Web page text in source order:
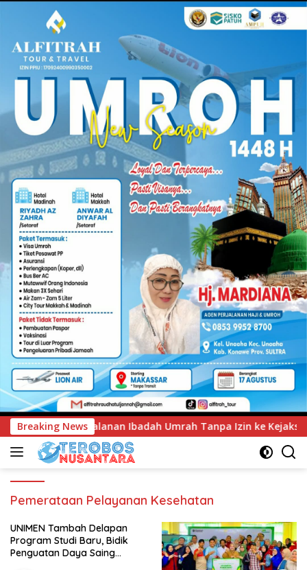
Breaking News
Umrah Tanpa Izin ke Kejaksaan UNIMEN Tambah
Pemerataan Pelayanan Kesehatan
UNIMEN Tambah Delapan
Program Studi Baru, Bidik
Penguatan Daya Saing